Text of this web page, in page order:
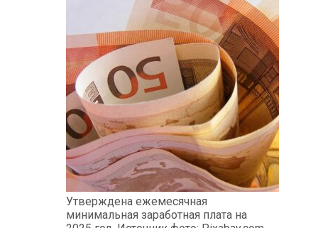
Утверждена ежемесячная
минимальная заработная плата на